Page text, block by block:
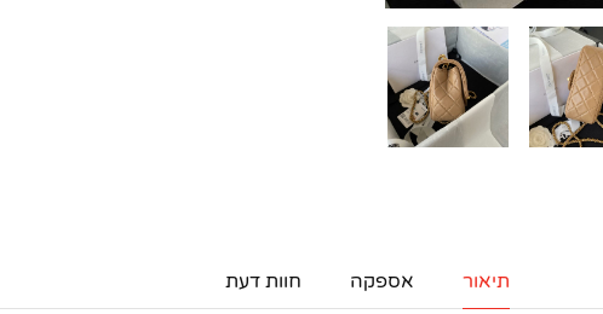
תיאור אספקה חוות דעת